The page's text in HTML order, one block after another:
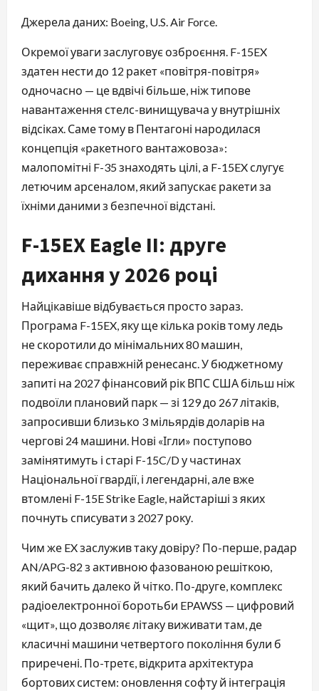
Джерела даних: Boeing, U.S. Air Force.
Окремої уваги заслуговує озброєння. F-15EX
здатен нести до 12 ракет «повітря-повітря»
одночасно — це вдвічі більше, ніж типове
навантаження стелс-винищувача у внутрішніх
відсіках. Саме тому в Пентагоні народилася
концепція «ракетного вантажовоза»:
малопомітні F-35 знаходять цілі, а F-15EX слугує
летючим арсеналом, який запускає ракети за
їхніми даними з безпечної відстані.
F-15EX Eagle II: друге
дихання у 2026 році
Найцікавіше відбувається просто зараз.
Програма F-15EX, яку ще кілька років тому ледь
не скоротили до мінімальних 80 машин,
переживає справжній ренесанс. У бюджетному
запиті на 2027 фінансовий рік ВПС США більш ніж
подвоїли плановий парк — зі 129 до 267 літаків,
запросивши близько 3 мільярдів доларів на
чергові 24 машини. Нові «Ігли» поступово
замінятимуть і старі F-15C/D у частинах
Національної гвардії, і легендарні, але вже
втомлені F-15E Strike Eagle, найстаріші з яких
почнуть списувати з 2027 року.
Чим же EX заслужив таку довіру? По-перше, радар
AN/APG-82 з активною фазованою решіткою,
який бачить далеко й чітко. По-друге, комплекс
радіоелектронної боротьби EPAWSS — цифровий
«щит», що дозволяє літаку виживати там, де
класичні машини четвертого покоління були б
приречені. По-третє, відкрита архітектура
бортових систем: оновлення софту й інтеграція